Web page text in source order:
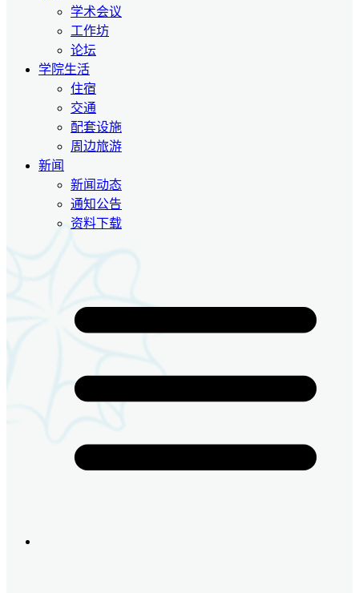
学术会议
工作坊
论坛
学院生活
住宿
交通
配套设施
周边旅游
新闻
新闻动态
通知公告
资料下载